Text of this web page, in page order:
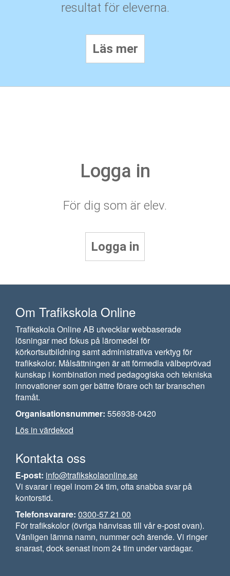
resultat för eleverna.
Läs mer
Logga in
För dig som är elev.
Logga in
Om Trafikskola Online
Trafikskola Online AB utvecklar webbaserade
lösningar med fokus på läromedel för
körkortsutbildning samt administrativa verktyg för
trafikskolor. Målsättningen är att förmedla välbeprövad
kunskap i kombination med pedagogiska och tekniska
innovationer som ger bättre förare och tar branschen
framåt.
Organisationsnummer: 556938-0420
Lös in värdekod
Kontakta oss
E-post: info@trafikskolaonline.se
Vi svarar i regel inom 24 tim, ofta snabba svar på
kontorstid.
Telefonsvarare: 0300-57 21 00
För trafikskolor (övriga hänvisas till vår e-post ovan).
Vänligen lämna namn, nummer och ärende. Vi ringer
snarast, dock senast inom 24 tim under vardagar.